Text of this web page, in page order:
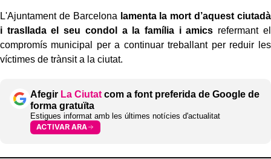
L'Ajuntament de Barcelona lamenta la mort d’aquest ciutadà
i trasllada el seu condol a la família i amics refermant el
compromís municipal per a continuar treballant per reduir les
víctimes de trànsit a la ciutat.
Afegir La Ciutat com a font preferida de Google de
forma gratuïta
Estigues informat amb les últimes notícies d'actualitat
ACTIVAR ARA